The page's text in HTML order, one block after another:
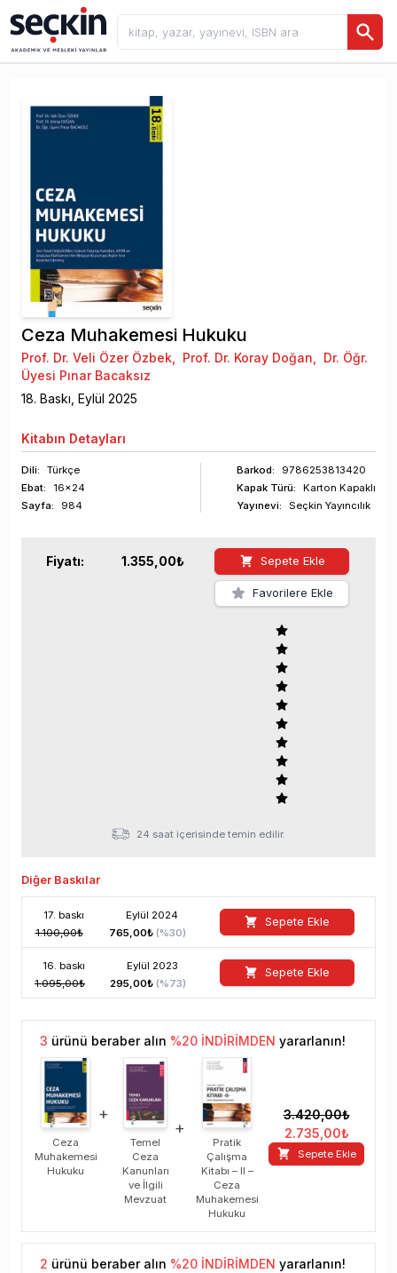
Ceza Muhakemesi Hukuku
Prof. Dr. Veli Özer Özbek, Prof. Dr. Koray Doğan, Dr. Öğr.
Üyesi Pınar Bacaksız
18. Baskı, Eylül 2025
Kitabın Detayları
Dili:
Türkçe
Ebat:
16x24
Sayfa: 984
Barkod:
9786253813420
Kapak Türü:
Karton Kapaklı
Yayınevi:
Seçkin Yayıncılık
Fiyatı: 1.355,00₺ Sepete Ekle
Favorilere Ekle
24 saat içerisinde temin edilir.
Diğer Baskılar
17. baskı Eylül 2024
1.100,00₺ 765,00₺ (%30)
Sepete Ekle
16. baskı Eylül 2023
1.095,00₺ 295,00₺ (%73)
Sepete Ekle
3 ürünü beraber alın %20 İNDİRİMDEN yararlanın!
Ceza
Muhakemesi
Hukuku
+
Temel
Ceza
Kanunları
ve İlgili
Mevzuat
+
Pratik
Çalışma
Kitabı – II –
Ceza
Muhakemesi
Hukuku
3.420,00₺
2.735,00₺
Sepete Ekle
2 ürünü beraber alın %20 İNDİRİMDEN yararlanın!